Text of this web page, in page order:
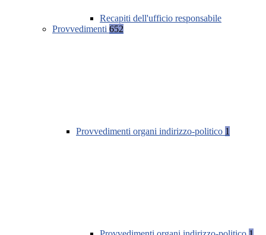
Recapiti dell'ufficio responsabile
Provvedimenti 652
Provvedimenti organi indirizzo-politico 1